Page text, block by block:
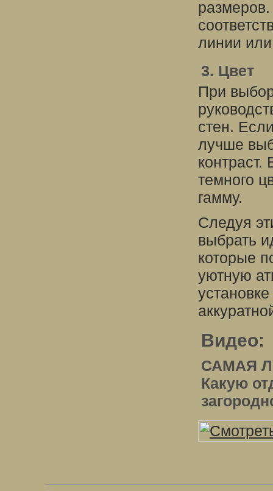
линии
3. Цвет
При
стен.
лучше
темного
гамму.
Следуя
выбрать
которые
уютную
Видео:
САМАЯ
Какую